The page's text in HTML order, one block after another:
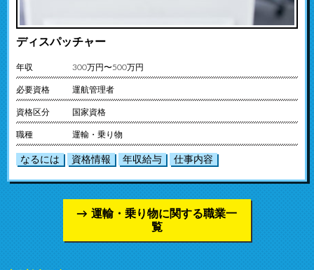
ディスパッチャー
年収 300万円〜500万円
必要資格 運航管理者
資格区分 国家資格
職種 運輸・乗り物
なるには 資格情報 年収給与 仕事内容
運輸・乗り物に関する職業一
覧